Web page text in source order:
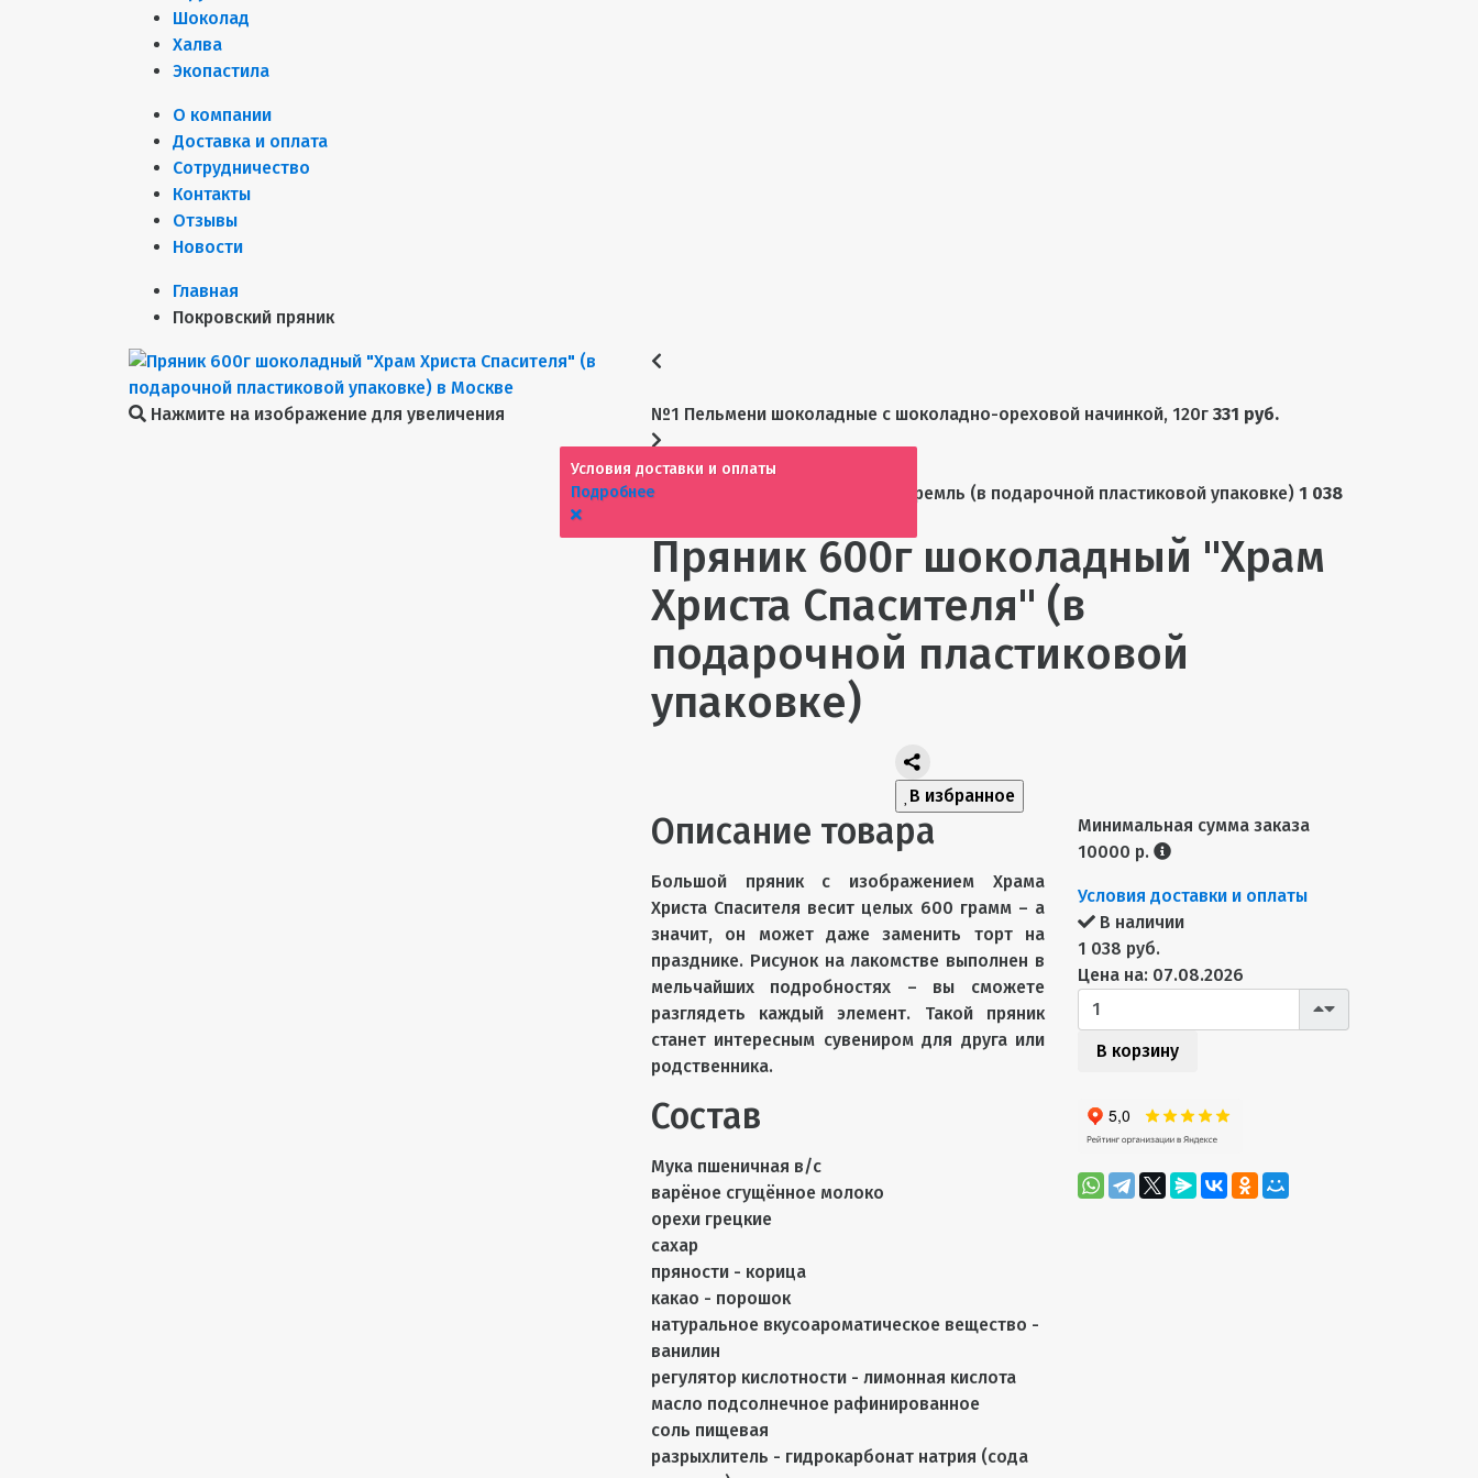
Шоколад
Халва
Экопастила
О компании
Доставка и оплата
Сотрудничество
Контакты
Отзывы
Новости
Главная
Покровский пряник
Нажмите на изображение для увеличения №1 Пельмени шоколадные с шоколадно-ореховой начинкой, 120г 331 руб.
№3 Пряник 600г шоколадный Кремль (в подарочной пластиковой упаковке) 1 038
Пряник 600г шоколадный "Храм
Христа Спасителя" (в
подарочной пластиковой
упаковке)
В избранное
Описание товара
Большой пряник с изображением Храма
Христа Спасителя весит целых 600 грамм – а
значит, он может даже заменить торт на
празднике. Рисунок на лакомстве выполнен в
мельчайших подробностях – вы сможете
разглядеть каждый элемент. Такой пряник
станет интересным сувениром для друга или
родственника.
Состав
Мука пшеничная в/с
варёное сгущённое молоко
орехи грецкие
сахар
пряности - корица
какао - порошок
натуральное вкусоароматическое вещество -
ванилин
регулятор кислотности - лимонная кислота
масло подсолнечное рафинированное
соль пищевая
разрыхлитель - гидрокарбонат натрия (сода
Минимальная сумма заказа
10000 р.
Условия доставки и оплаты
В наличии
1 038 руб.
Цена на: 07.08.2026
В корзину
Условия доставки и оплаты
Подробнее